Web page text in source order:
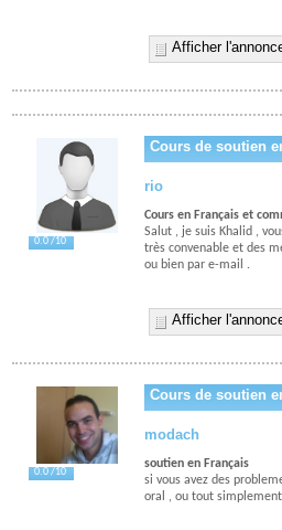
Afficher
0.0 /10
Cours de soutien
rio
Cours en Français et
Salut , je suis Khalid ,
très convenable et des
ou bien par e-mail .
Afficher
0.0 /10
Cours de soutien
modach
soutien en Français
si vous avez des
oral , ou tout simplement